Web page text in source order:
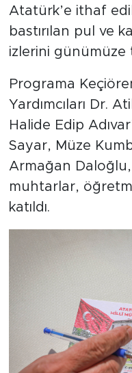
Atatürk’e ithaf
bastırılan pul ve
izlerini günümüze
Programa
Yardımcıları Dr.
Halide Edip
Sayar, Müze
Armağan
muhtarlar,
katıldı.